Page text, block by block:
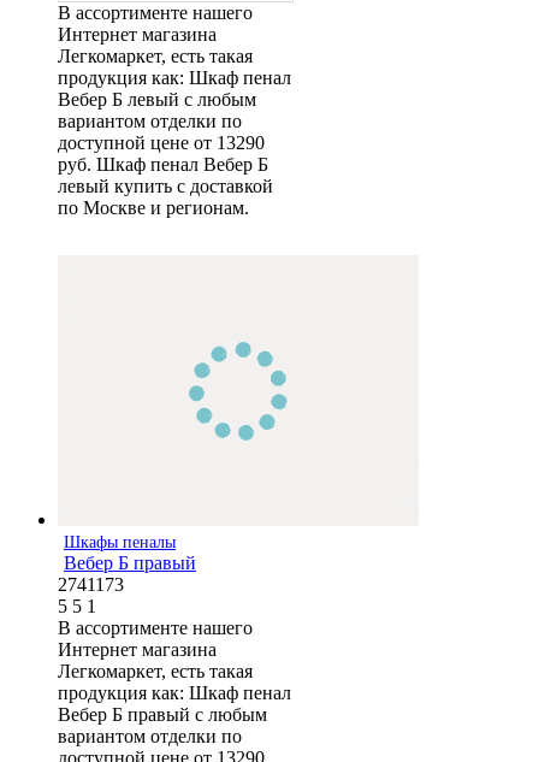
В ассортименте нашего
Интернет магазина
Легкомаркет, есть такая
продукция как: Шкаф пенал
Вебер Б левый с любым
вариантом отделки по
доступной цене от 13290
руб. Шкаф пенал Вебер Б
левый купить с доставкой
по Москве и регионам.
Шкафы пеналы
Вебер Б правый
2741173
5 5 1
В ассортименте нашего
Интернет магазина
Легкомаркет, есть такая
продукция как: Шкаф пенал
Вебер Б правый с любым
вариантом отделки по
доступной цене от 13290